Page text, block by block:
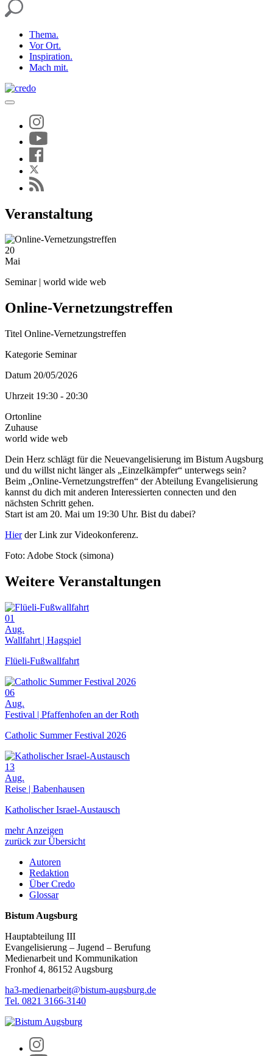
Thema.
Vor Ort.
Inspiration.
Mach mit.
Veranstaltung
20
Mai
Seminar | world wide web
Online-Vernetzungstreffen
Titel Online-Vernetzungstreffen
Kategorie Seminar
Datum 20/05/2026
Uhrzeit 19:30 - 20:30
Ortonline
Zuhause
world wide web
Dein Herz schlägt für die Neuevangelisierung im Bistum Augsburg
und du willst nicht länger als „Einzelkämpfer“ unterwegs sein?
Beim „Online-Vernetzungstreffen“ der Abteilung Evangelisierung
kannst du dich mit anderen Interessierten connecten und den
nächsten Schritt gehen.
Start ist am 20. Mai um 19:30 Uhr. Bist du dabei?
Hierder Link zur Videokonferenz.
Foto: Adobe Stock (simona)
Weitere Veranstaltungen
01
Aug.
Wallfahrt | Hagspiel
Flüeli-Fußwallfahrt
06
Aug.
Festival | Pfaffenhofen an der Roth
Catholic Summer Festival 2026
13
Aug.
Reise | Babenhausen
Katholischer Israel-Austausch
mehr Anzeigen
zurück zur Übersicht
Autoren
Redaktion
Über Credo
Glossar
Bistum Augsburg
Hauptabteilung III
Evangelisierung – Jugend – Berufung
Medienarbeit und Kommunikation
Fronhof 4, 86152 Augsburg
ha3-medienarbeit@bistum-augsburg.de
Tel. 0821 3166-3140